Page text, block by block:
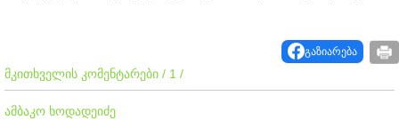
გაზიარება
მკითხველის კომენტარები / 1 /
ამბაკო ხოდადეიძე